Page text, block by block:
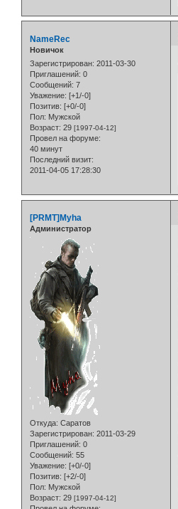
NameRec
Новичок
Зарегистрирован: 2011-03-30
Приглашений: 0
Сообщений: 7
Уважение: [+1/-0]
Позитив: [+0/-0]
Пол: Мужской
Возраст: 29 [1997-04-12]
Провел на форуме:
40 минут
Последний визит:
2011-04-05 17:28:30
[PRMT]Myha
Администратор
Откуда: Саратов
Зарегистрирован: 2011-03-29
Приглашений: 0
Сообщений: 55
Уважение: [+0/-0]
Позитив: [+2/-0]
Пол: Мужской
Возраст: 29 [1997-04-12]